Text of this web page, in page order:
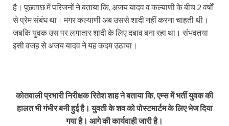
है। पूछताछ में परिजनों ने बताया कि, अजय यादव व कल्याणी के बीच 2 वर्षों
से प्रेम संबंध था। मगर कल्याणी अब उससे शादी नहीं करना चाहती थी।
जबकि युवक उस पर लगातार शादी के लिए दबाव बना रहा था। संभवतया
इसी वजह से अजय यादव ने यह कदम उठाया।
कोतवाली प्रभारी निरीक्षक रितेश शाह ने बताया कि, एम्स में भर्ती युवक की
हालत भी गंभीर बनी हुई है। युवती के शव को पोस्टमार्टम के लिए भेज दिया
गया है। आगे की कार्यवाही जारी है।